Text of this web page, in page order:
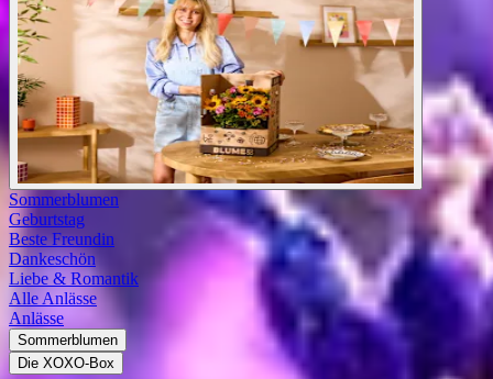
Sommerblumen
Geburtstag
Beste Freundin
Dankeschön
Liebe & Romantik
Alle Anlässe
Anlässe
Sommerblumen
Die XOXO-Box